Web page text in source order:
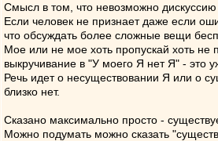
Смысл в том, что невозможно
Если человек не признает даже если
что обсуждать более сложные вещи
Мое или не мое хоть пропускай хоть не
выкручивание в "У моего Я нет Я" - это
Речь идет о несуществовании Я или о
близко нет.
Сказано максимально просто -
Можно подумать можно сказать